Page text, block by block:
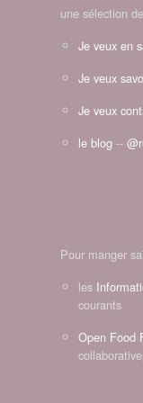
une sélection
Je veux en
Je veux
Je veux
le blog --
Pour manger
les
courants
Open Food